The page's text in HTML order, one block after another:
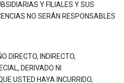
Y FILIALES Y SUS
NO SERÁN RESPONSABLES
DIRECTO, INDIRECTO,
DERIVADO NI
USTED HAYA INCURRIDO,